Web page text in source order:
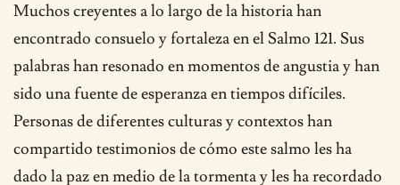
Muchos creyentes a lo largo de la historia han
encontrado consuelo y fortaleza en el Salmo 121. Sus
palabras han resonado en momentos de angustia y han
sido una fuente de esperanza en tiempos difíciles.
Personas de diferentes culturas y contextos han
compartido testimonios de cómo este salmo les ha
dado la paz en medio de la tormenta y les ha recordado